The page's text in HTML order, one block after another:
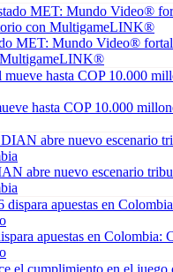
MET: Mundo Video®
MultigameLINK®
hasta COP 10.000
abre nuevo escenario
apuestas en Colombia: